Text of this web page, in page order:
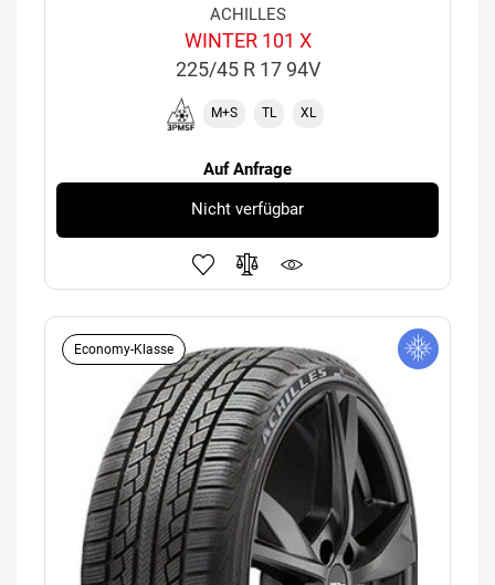
ACHILLES
WINTER 101 X
225/45 R 17 94V
M+S TL XL
Auf Anfrage
Nicht verfügbar
Economy-Klasse